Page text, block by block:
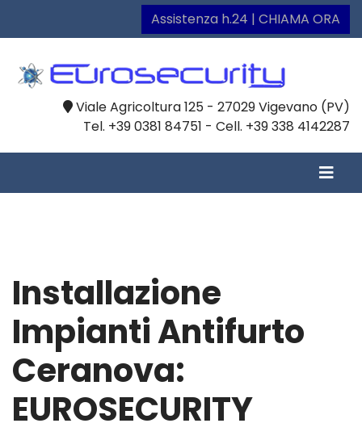
Assistenza h.24 | CHIAMA ORA
Viale Agricoltura 125 - 27029 Vigevano (PV)
Tel. +39 0381 84751 - Cell. +39 338 4142287
Installazione
Impianti Antifurto
Ceranova:
EUROSECURITY